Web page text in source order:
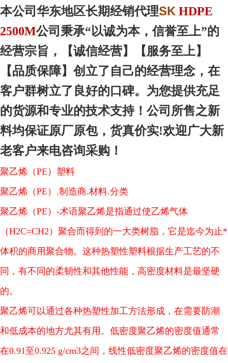
本公司华东地区长期经销代理SK HDPE
2500M公司秉承“以诚为本，信誉至上”的
经营宗旨，【诚信经营】【服务至上】
【品质保障】创立了自己的经营理念，在
客户群树立了良好的口碑。为您提供充足
的货源和专业的技术支持！公司所售之新
料均保证原厂原包，货真价实!欢迎广大新
老客户来电咨询采购！
聚乙烯（PE）塑料
聚乙烯（PE）.制造商.材料.分类
聚乙烯（PE）-术语聚乙烯是指通过使乙烯气体
（H2C=CH2）聚合而得到的一大类树脂，它是迄今为止*
体积的商用聚合物。这种热塑性塑料根据生产工艺的不
同，有不同的柔韧性和其他性能，高密度材料是最坚硬
的。
聚乙烯可以通过各种热塑性加工方法形成，在需要防潮
和低成本的地方尤其有用。低密度聚乙烯的密度值通常
在0.91至0.925 g/cm3之间，线性低密度聚乙烯的密度值在